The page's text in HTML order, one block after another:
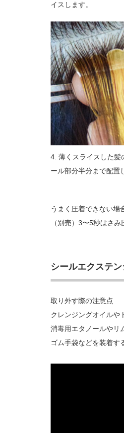
イスします。
4. 薄くスライスした髪
ール部分半分まで配置
うまく圧着できない場
（別売）3〜5秒はさ
シールエクステ
取り外す際の注意点
クレンジングオイルや
消毒用エタノールやリ
ゴム手袋などを装着